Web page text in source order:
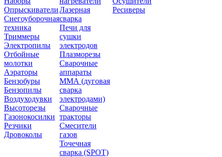
Опрыскиватели
Снегоуборочная
техника
Триммеры
Электропилы
Отбойные
молотки
Аэраторы
Бензобуры
Бензопилы
Воздуходувки
Высоторезы
Газонокосилки
Резчики
Дровоколы
Лазерная
сварка
Печи для
сушки
электродов
Плазморезы
Сварочные
аппараты
ММА (дуговая
сварка
электродами)
Сварочные
тракторы
Смесители
газов
Точечная
сварка (SPOT)
Ресиверы